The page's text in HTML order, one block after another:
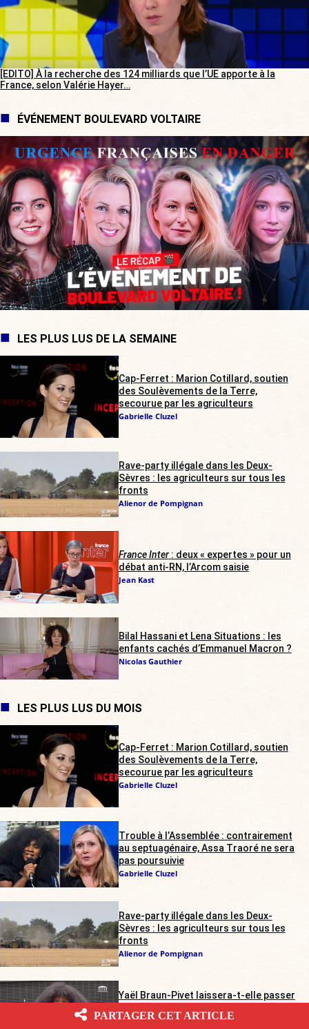
[EDITO] À la recherche des 124 milliards que l’UE apporte à la
France, selon Valérie Hayer…
ÉVÉNEMENT BOULEVARD VOLTAIRE
LES PLUS LUS DE LA SEMAINE
Cap-Ferret : Marion Cotillard, soutien
des Soulèvements de la Terre,
secourue par les agriculteurs
Gabrielle Cluzel
Rave-party illégale dans les Deux-
Sèvres : les agriculteurs sur tous les
fronts
Alienor de Pompignan
France Inter: deux « expertes » pour un
débat anti-RN, l’Arcom saisie
Jean Kast
Bilal Hassani et Lena Situations : les
enfants cachés d’Emmanuel Macron ?
Nicolas Gauthier
LES PLUS LUS DU MOIS
Cap-Ferret : Marion Cotillard, soutien
des Soulèvements de la Terre,
secourue par les agriculteurs
Gabrielle Cluzel
Trouble à l’Assemblée : contrairement
au septuagénaire, Assa Traoré ne sera
pas poursuivie
Gabrielle Cluzel
Rave-party illégale dans les Deux-
Sèvres : les agriculteurs sur tous les
fronts
Alienor de Pompignan
Yaël Braun-Pivet laissera-t-elle passer
Assemblée nationale ?
PARTAGER CET ARTICLE